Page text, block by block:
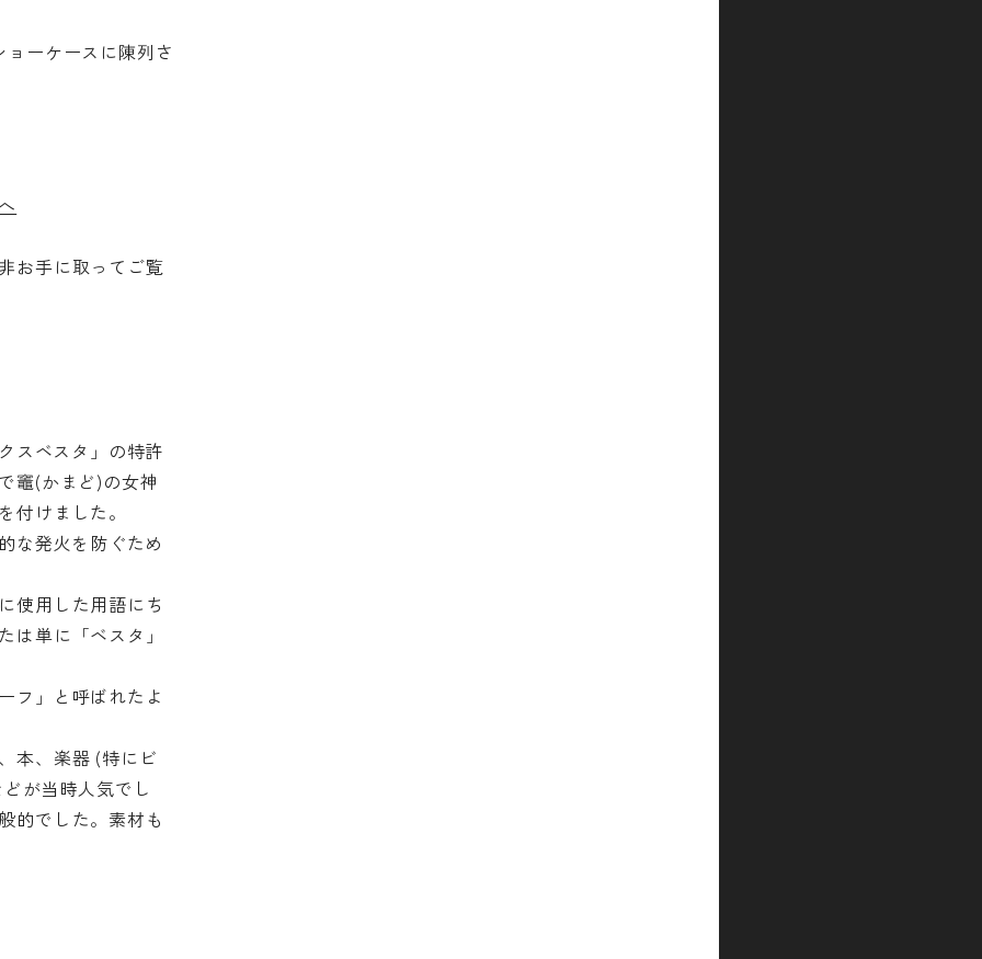
ーケースに陳列さ
お手に取ってご覧
スベスタ」の特許
竈(かまど)の女神
付けました。
な発火を防ぐため
使用した用語にち
は単に「ベスタ」
フ」と呼ばれたよ
本、楽器 (特にビ
が当時人気でし
的でした。素材も